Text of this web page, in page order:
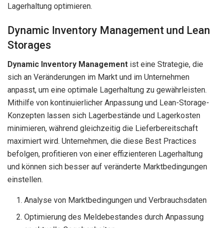
Lagerhaltung optimieren.
Dynamic Inventory Management und Lean
Storages
Dynamic Inventory Management ist eine Strategie, die
sich an Veränderungen im Markt und im Unternehmen
anpasst, um eine optimale Lagerhaltung zu gewährleisten.
Mithilfe von kontinuierlicher Anpassung und Lean-Storage-
Konzepten lassen sich Lagerbestände und Lagerkosten
minimieren, während gleichzeitig die Lieferbereitschaft
maximiert wird. Unternehmen, die diese Best Practices
befolgen, profitieren von einer effizienteren Lagerhaltung
und können sich besser auf veränderte Marktbedingungen
einstellen.
Analyse von Marktbedingungen und Verbrauchsdaten
Optimierung des Meldebestandes durch Anpassung